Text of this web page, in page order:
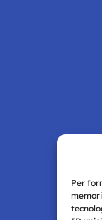
Per